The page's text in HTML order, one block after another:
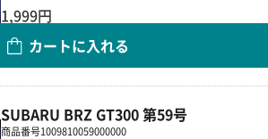
1,999円
カートに入れる
SUBARU BRZ GT300 第59号
商品番号1009810059000000